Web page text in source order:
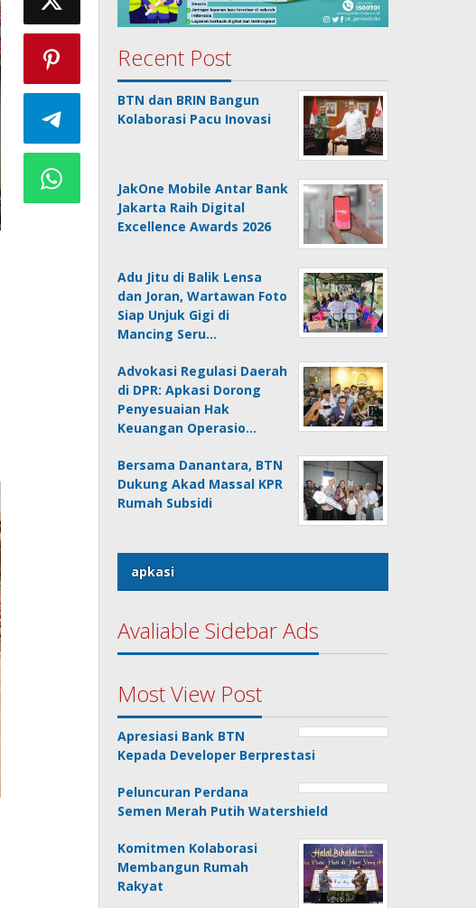
Recent Post
BTN dan BRIN Bangun
Kolaborasi Pacu Inovasi
JakOne Mobile Antar Bank
Jakarta Raih Digital
Excellence Awards 2026
Adu Jitu di Balik Lensa
dan Joran, Wartawan Foto
Siap Unjuk Gigi di
Mancing Seru…
Advokasi Regulasi Daerah
di DPR: Apkasi Dorong
Penyesuaian Hak
Keuangan Operasio…
Bersama Danantara, BTN
Dukung Akad Massal KPR
Rumah Subsidi
apkasi
Avaliable Sidebar Ads
Most View Post
Apresiasi Bank BTN
Kepada Developer Berprestasi
Peluncuran Perdana
Semen Merah Putih Watershield
Komitmen Kolaborasi
Membangun Rumah
Rakyat